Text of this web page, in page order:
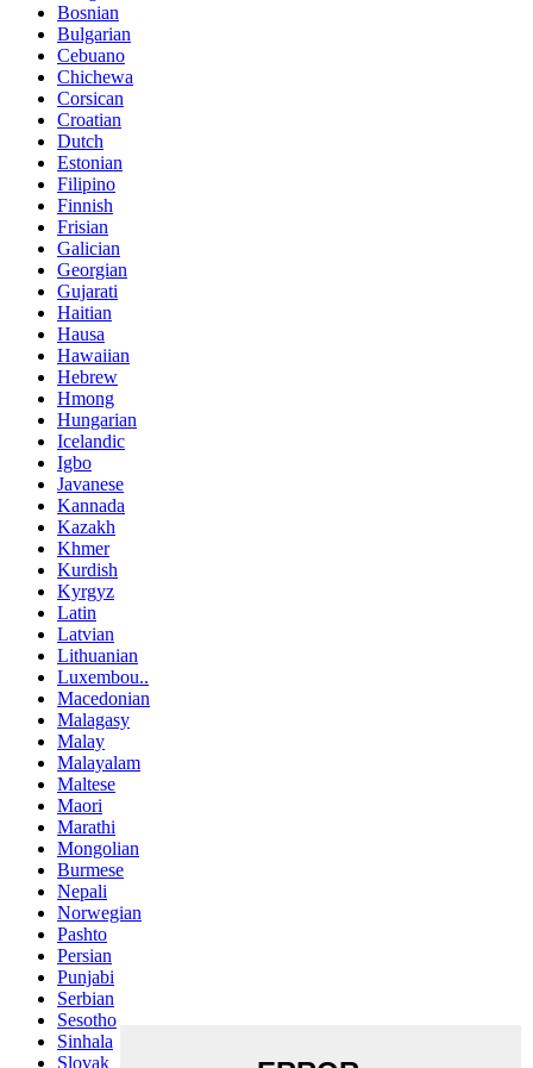
Bosnian
Bulgarian
Cebuano
Chichewa
Corsican
Croatian
Dutch
Estonian
Filipino
Finnish
Frisian
Galician
Georgian
Gujarati
Haitian
Hausa
Hawaiian
Hebrew
Hmong
Hungarian
Icelandic
Igbo
Javanese
Kannada
Kazakh
Khmer
Kurdish
Kyrgyz
Latin
Latvian
Lithuanian
Luxembou..
Macedonian
Malagasy
Malay
Malayalam
Maltese
Maori
Marathi
Mongolian
Burmese
Nepali
Norwegian
Pashto
Persian
Punjabi
Serbian
Sesotho
Sinhala
Slovak